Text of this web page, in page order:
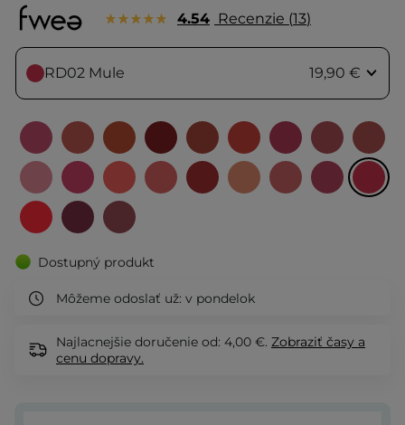
4.54 Recenzie 13
RD02 Mule 19,90 €
Dostupný produkt
Môžeme odoslať už: v pondelok
Najlacnejšie doručenie od: 4,00 €. Zobraziť časy a
cenu dopravy.